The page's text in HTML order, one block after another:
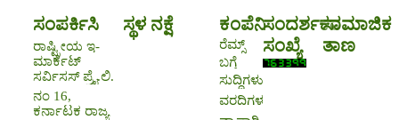
ಸಂಪರ್ಕಿಸಿ
ರಾಷ್ಟ್ರೀಯ ಇ-
ಮಾರ್ಕೆಟ್
ಸರ್ವಿಸಸ್ ಪ್ರೈ.ಲಿ.
ನಂ 16,
ಕರ್ನಾಟಕ ರಾಜ್ಯ
ಸ್ಥಳ ನಕ್ಷೆ ಕಂಪೆನಿ
ರೆಮ್ಸ್
ಬಗ್ಗೆ
ಸುದ್ದಿಗಳು
ವರದಿಗಳು
ಸಂದರ್ಶಕರ
ಸಂಖ್ಯೆ
ಸಾಮಾಜಿಕ
ತಾಣ